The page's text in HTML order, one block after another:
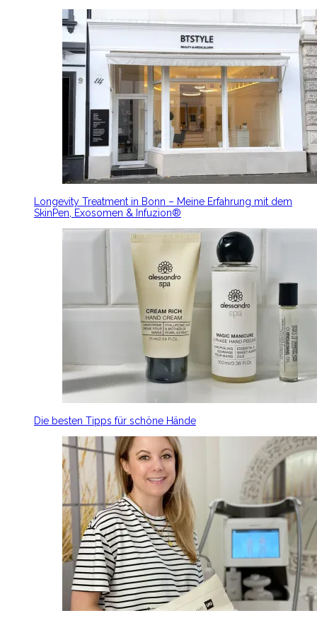
Longevity Treatment in Bonn – Meine Erfahrung mit dem
SkinPen, Exosomen & Infuzion®
Die besten Tipps für schöne Hände